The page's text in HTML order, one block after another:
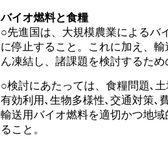
バイオ燃料と食糧
○先進国は、大規模農業によるバ
に停止すること。これに加え、
ん凍結し、諸課題を検討するた
○検討にあたっては、食糧問題､
有効利用､生物多様性､交通対策､
輸送用バイオ燃料を適切かつ地
ること。